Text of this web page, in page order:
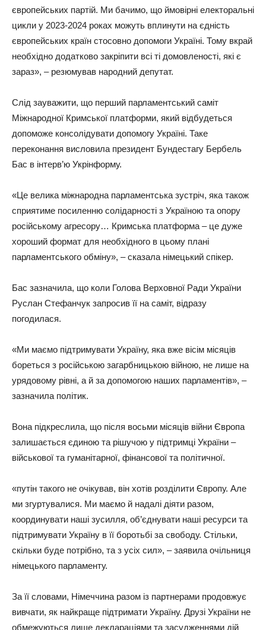
європейських партій. Ми бачимо, що ймовірні електоральні
цикли у 2023-2024 роках можуть вплинути на єдність
європейських країн стосовно допомоги Україні. Тому вкрай
необхідно додатково закріпити всі ті домовленості, які є
зараз», – резюмував народний депутат.
Слід зауважити, що перший парламентський саміт
Міжнародної Кримської платформи, який відбудеться
допоможе консолідувати допомогу Україні. Таке
переконання висловила президент Бундестагу Бербель
Бас в інтерв’ю Укрінформу.
«Це велика міжнародна парламентська зустріч, яка також
сприятиме посиленню солідарності з Україною та опору
російському агресору… Кримська платформа – це дуже
хороший формат для необхідного в цьому плані
парламентського обміну», – сказала німецький спікер.
Бас зазначила, що коли Голова Верховної Ради України
Руслан Стефанчук запросив її на саміт, відразу
погодилася.
«Ми маємо підтримувати Україну, яка вже вісім місяців
бореться з російською загарбницькою війною, не лише на
урядовому рівні, а й за допомогою наших парламентів», –
зазначила політик.
Вона підкреслила, що після восьми місяців війни Європа
залишається єдиною та рішучою у підтримці України –
військової та гуманітарної, фінансової та політичної.
«путін такого не очікував, він хотів розділити Європу. Але
ми згуртувалися. Ми маємо й надалі діяти разом,
координувати наші зусилля, об’єднувати наші ресурси та
підтримувати Україну в її боротьбі за свободу. Стільки,
скільки буде потрібно, та з усіх сил», – заявила очільниця
німецького парламенту.
За її словами, Німеччина разом із партнерами продовжує
вивчати, як найкраще підтримати Україну. Друзі України не
обмежуються лише деклараціями та засудженнями дій